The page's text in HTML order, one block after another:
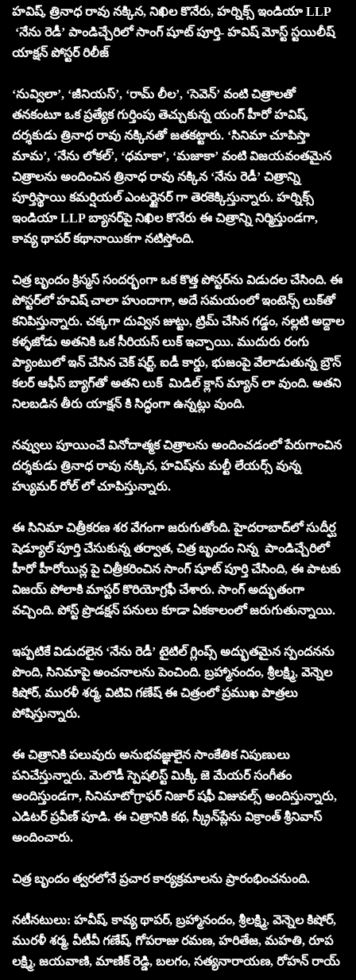
హవిష్, త్రినాధ రావు నక్కిన, నిఖిల కొనేరు, హర్నిక్స్ ఇండియా LLP
‘నేను రెడీ’ పాండిచ్చేరిలో సాంగ్ షూట్ పూర్తి- హవిష్ మోస్ట్ స్టయిలీష్
యాక్షన్ పోస్టర్ రిలీజ్
‘నువ్విలా’, ‘జీనియస్’, ‘రామ్ లీల’, ‘సెవెన్’ వంటి చిత్రాలతో
తనకంటూ ఒక ప్రత్యేక గుర్తింపు తెచ్చుకున్న యంగ్ హీరో హవిష్,
దర్శకుడు త్రినాధ రావు నక్కినతో జతకట్టారు. ‘సినిమా చూపిస్తా
మామ’, ‘నేను లోకల్’, ‘ధమాకా’, ‘మజాకా’ వంటి విజయవంతమైన
చిత్రాలను అందించిన త్రినాధ రావు నక్కిన ‘నేను రెడీ’ చిత్రాన్ని
పూర్తిస్థాయి కమర్షియల్ ఎంటర్టైనర్ గా తెరకెక్కిస్తున్నారు. హర్నిక్స్
ఇండియా LLP బ్యానర్‌పై నిఖిల కొనేరు ఈ చిత్రాన్ని నిర్మిస్తుండగా,
కావ్య థాపర్ కథానాయికగా నటిస్తోంది.
చిత్ర బృందం క్రిస్మస్ సందర్భంగా ఒక కొత్త పోస్టర్‌ను విడుదల చేసింది. ఈ
పోస్టర్‌లో హవిష్ చాలా హుందాగా, అదే సమయంలో ఇంటెన్స్ లుక్‌తో
కనిపిస్తున్నారు. చక్కగా దువ్విన జుట్టు, ట్రిమ్ చేసిన గడ్డం, నల్లటి అద్దాల
కళ్ళజోడు అతనికి ఒక సీరియస్ లుక్ ఇచ్చాయి. ముదురు రంగు
ప్యాంటులో ఇన్ చేసిన చెక్ షర్ట్, ఐడీ కార్డు, భుజంపై వేలాడుతున్న బ్రౌన్
కలర్ ఆఫీస్ బ్యాగ్‌తో అతని లుక్ మిడిల్ క్లాస్ మ్యాన్ లా వుంది. అతని
నిలబడిన తీరు యాక్షన్ కి సిద్ధంగా ఉన్నట్లు వుంది.
నవ్వులు పూయించే వినోదాత్మక చిత్రాలను అందించడంలో పేరుగాంచిన
దర్శకుడు త్రినాధ రావు నక్కిన, హవిష్‌ను మల్టీ లేయర్స్ వున్న
హ్యుమర్ రోల్ లో చూపిస్తున్నారు.
ఈ సినిమా చిత్రీకరణ శర వేగంగా జరుగుతోంది. హైదరాబాద్‌లో సుదీర్ఘ
షెడ్యూల్ పూర్తి చేసుకున్న తర్వాత, చిత్ర బృందం నిన్న పాండిచ్చేరిలో
హీరో హీరోయిన్ల పై చిత్రీకరించిన సాంగ్ షూట్ పూర్తి చేసింది, ఈ పాటకు
విజయ్ పోలాకి మాస్టర్ కొరియోగ్రఫీ చేశారు. సాంగ్ అద్భుతంగా
వచ్చింది. పోస్ట్ ప్రొడక్షన్ పనులు కూడా ఏకకాలంలో జరుగుతున్నాయి.
ఇప్పటికే విడుదలైన ‘నేను రెడీ’ టైటిల్ గ్లింప్స్ అద్భుతమైన స్పందనను
పొంది, సినిమాపై అంచనాలను పెంచింది. బ్రహ్మానందం, శ్రీలక్ష్మి, వెన్నెల
కిషోర్, మురళీ శర్మ, విటివి గణేష్ ఈ చిత్రంలో ప్రముఖ పాత్రలు
పోషిస్తున్నారు.
ఈ చిత్రానికి పలువురు అనుభవజ్ఞులైన సాంకేతిక నిపుణులు
పనిచేస్తున్నారు. మెలొడీ స్పెషలిస్ట్ మిక్కీ జె మేయర్ సంగీతం
అందిస్తుండగా, సినిమాటోగ్రాఫర్ నిజార్ షఫీ విజువల్స్ అందిస్తున్నారు,
ఎడిటర్ ప్రవీణ్ పూడి. ఈ చిత్రానికి కథ, స్క్రీన్‌ప్లేను విక్రాంత్ శ్రీనివాస్
అందించారు.
చిత్ర బృందం త్వరలోనే ప్రచార కార్యక్రమాలను ప్రారంభించనుంది.
నటీనటులు: హవీష్, కావ్య థాపర్, బ్రహ్మానందం, శ్రీలక్ష్మి, వెన్నెల కిషోర్,
మురళీ శర్మ, వీటీవీ గణేష్, గోపరాజు రమణ, హరితేజ, మహతి, రూప
లక్ష్మి, జయవాణి, మాణిక్ రెడ్డి, బలగం, సత్యనారాయణ, రోహన్ రాయ్